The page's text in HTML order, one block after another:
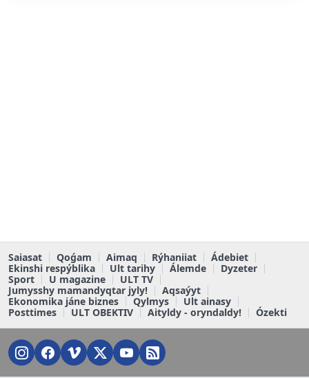
Saiasat Qoǵam Aimaq Rýhaniiat
Ádebiet
Ekinshi respýblika
Ult tarihy Álemde
Dyzeter
Sport
U magazine
ULT TV
Jumysshy mamandyqtar jyly!
Aqsaýyt
Ekonomika jáne biznes
Qylmys
Ult ainasy
Posttimes
ULT OBEKTIV Aityldy - oryndaldy! Ózekti